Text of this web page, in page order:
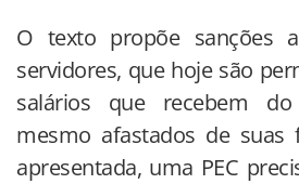
O texto propõe sanções
servidores, que hoje são
salários que recebem
mesmo afastados de suas
apresentada, uma PEC